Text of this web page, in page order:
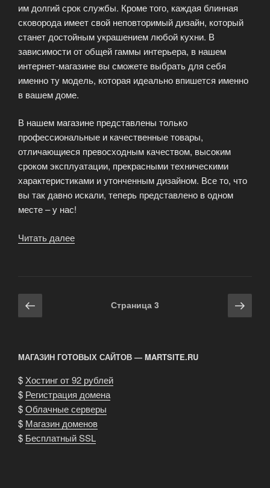
им долгий срок службы. Кроме того, каждая блинная
сковорода имеет свой неповторимый дизайн, который
станет достойным украшением любой кухни. В
зависимости от общей гаммы интерьера, в нашем
интернет-магазине вы сможете выбрать для себя
именно ту модель, которая идеально впишется именно
в вашем доме.
В нашем магазине представлены только
профессиональные и качественные товары,
отличающиеся превосходным качеством, высоким
сроком эксплуатации, прекрасными техническими
характеристиками и утонченным дизайном. Все то, что
вы так давно искали, теперь представлено в одном
месте – у нас!
Читать далее
Навигация
по
Предыдущая
страница
Страница 3
МАГАЗИН ГОТОВЫХ САЙТОВ — MARTSITE.RU
$ Хостинг от 92 рублей
$ Регистрация домена
$Облачные серверы
$ Магазин доменов
$ Бесплатный SSL